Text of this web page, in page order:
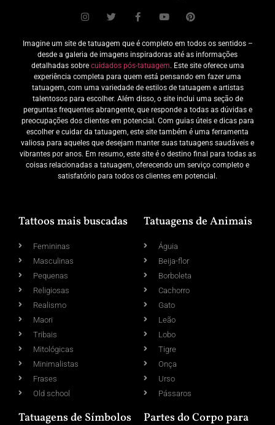
Imagine um site de tatuagem que é completo em todos os sentidos –
desde a galeria de imagens inspiradoras até as informações
detalhadas sobre cuidados pós-tatuagem. Este site oferece uma
experiência completa para quem está pensando em fazer uma
tatuagem, com uma variedade de estilos de tatuagem e artistas
talentosos para escolher. Além disso, o site inclui uma seção de
perguntas frequentes abrangente, que responde a todas as dúvidas e
preocupações dos clientes em potencial. Com guias úteis e dicas para
escolher e cuidar da tatuagem, este site também é uma ferramenta
valiosa para aqueles que desejam manter suas tatuagens saudáveis e
vibrantes por anos. Em resumo, este site é o destino final para todas as
coisas relacionadas a tatuagem, oferecendo um serviço completo e
satisfatório para todos os clientes em potencial.
Tattoos mais buscadas
Femininas
Masculinas
Pequenas
Religiosas
Realismo
Maori
Tribais
Mitológicas
Minimalistas
Frases
Old school
Tatuagens de Animais
Águia
Beija-flor
Borboleta
Cachorro
Gato
Leão
Lobo
Tigre
Onça
Urso
Pássaros
Tatuagens de Símbolos
Partes do Corpo para